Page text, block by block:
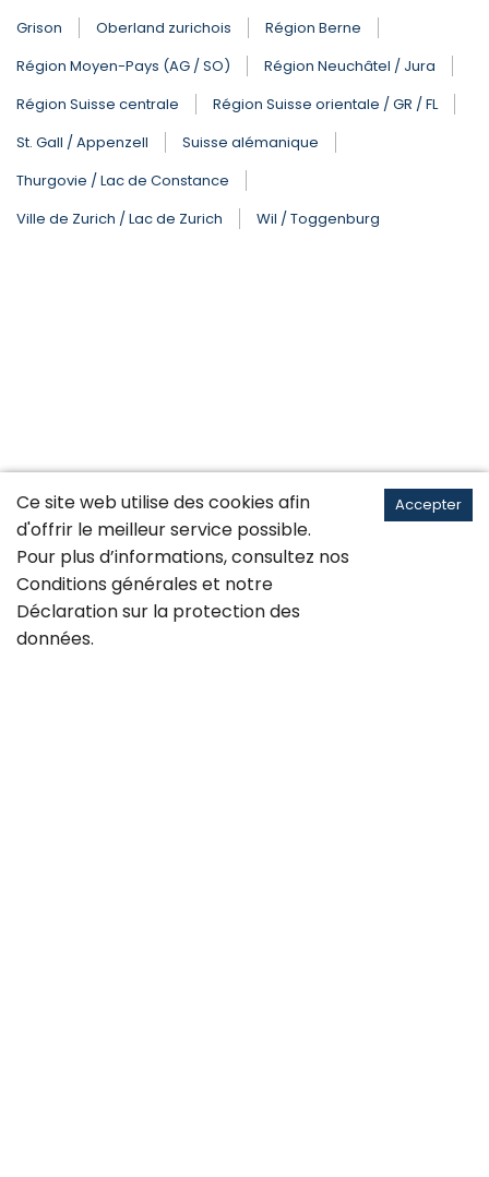
Grison Oberland zurichois
Région Berne
Région Moyen-Pays (AG / SO)
Région Neuchâtel / Jura
Région Suisse centrale
Région Suisse orientale / GR / FL
St. Gall / Appenzell
Suisse alémanique
Thurgovie / Lac de Constance
Ville de Zurich / Lac de Zurich
Wil / Toggenburg
Ce site web utilise des cookies afin
d'offrir le meilleur service possible.
Pour plus d’informations, consultez nos
Conditions générales et notre
Déclaration sur la protection des
données.
Accepter